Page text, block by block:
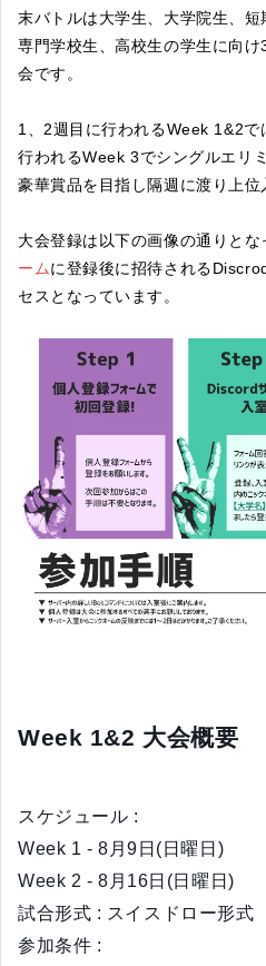
末バトルは大学生、大学院生、短
専門学校生、高校生の学生に向
会です。
1、2週目に行われるWeek 1&2で
行われるWeek 3でシングルエリ
豪華賞品を目指し隔週に渡り上位
大会登録は以下の画像の通りと
ームに登録後に招待される
セスとなっています。
Week 1&2 大会概要
スケジュール :
Week 1 - 8月9日(日曜日)
Week 2 - 8月16日(日曜日)
試合形式 : スイスドロー形式
参加条件 :